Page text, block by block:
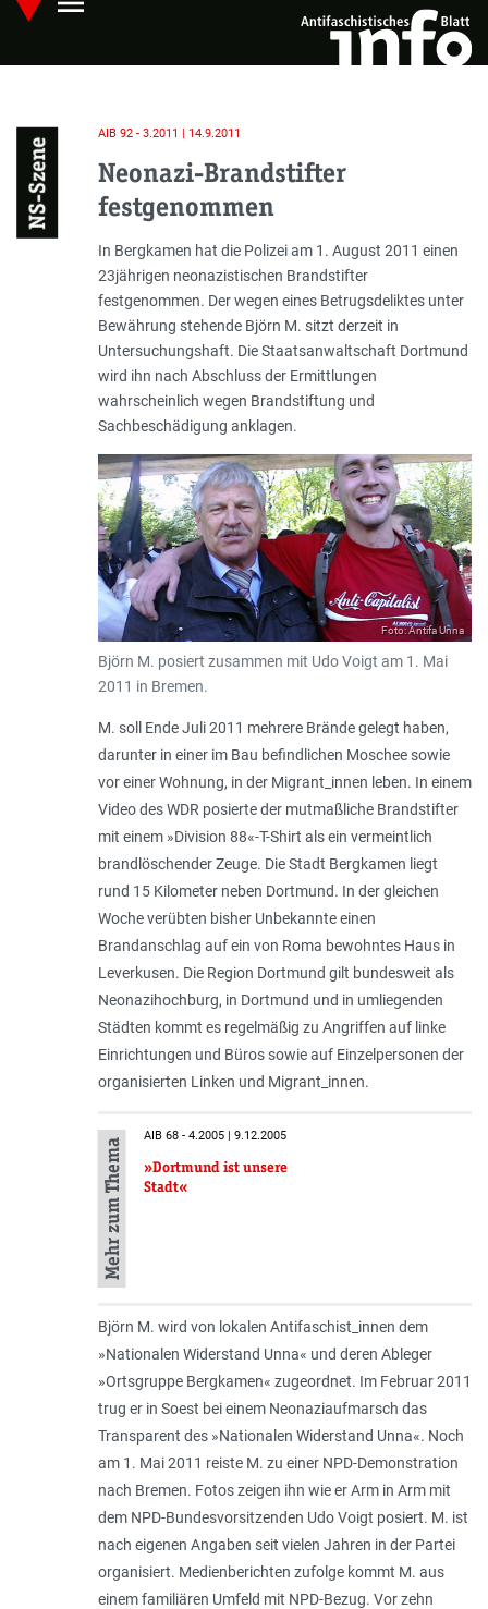
Skip
main
Hauptmenü öffnen
NS-Szene
AIB 92 - 3.2011 | 14.9.2011
Neonazi-Brandstifter
festgenommen
Einleitung
In Bergkamen hat die Polizei am 1. August 2011 einen
23jährigen neonazistischen Brandstifter
festgenommen. Der wegen eines Betrugsdeliktes unter
Bewährung stehende Björn M. sitzt derzeit in
Untersuchungshaft. Die Staatsanwaltschaft Dortmund
wird ihn nach Abschluss der Ermittlungen
wahrscheinlich wegen Brandstiftung und
Sachbeschädigung anklagen.
Foto: Antifa Unna
Björn M. posiert zusammen mit Udo Voigt am 1. Mai
2011 in Bremen.
M. soll Ende Juli 2011 mehrere Brände gelegt haben,
darunter in einer im Bau befindlichen Moschee sowie
vor einer Wohnung, in der Migrant_innen leben. In einem
Video des WDR posierte der mutmaßliche Brandstifter
mit einem »Division 88«-T-Shirt als ein vermeintlich
brandlöschender Zeuge. Die Stadt Bergkamen liegt
rund 15 Kilometer neben Dortmund. In der gleichen
Woche verübten bisher Unbekannte einen
Brandanschlag auf ein von Roma bewohntes Haus in
Leverkusen. Die Region Dortmund gilt bundesweit als
Neonazihochburg, in Dortmund und in umliegenden
Städten kommt es regelmäßig zu Angriffen auf linke
Einrichtungen und Büros sowie auf Einzelpersonen der
organisierten Linken und Migrant_innen.
Mehr zum Thema
AIB 68 - 4.2005 | 9.12.2005
»Dortmund ist unsere
Stadt«
Björn M. wird von lokalen Antifaschist_innen dem
»Nationalen Widerstand Unna« und deren Ableger
»Ortsgruppe Bergkamen« zugeordnet. Im Februar 2011
trug er in Soest bei einem Neonaziaufmarsch das
Transparent des »Nationalen Widerstand Unna«. Noch
am 1. Mai 2011 reiste M. zu einer NPD-Demonstration
nach Bremen. Fotos zeigen ihn wie er Arm in Arm mit
dem NPD-Bundesvorsitzenden Udo Voigt posiert. M. ist
nach eigenen Angaben seit vielen Jahren in der Partei
organisiert. Medienberichten zufolge kommt M. aus
einem familiären Umfeld mit NPD-Bezug. Vor zehn